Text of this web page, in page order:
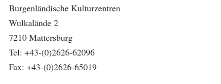
Burgenländische Kulturzentren
Wulkalände 2
7210 Mattersburg
Tel: +43-(0)2626-62096
Fax: +43-(0)2626-65019